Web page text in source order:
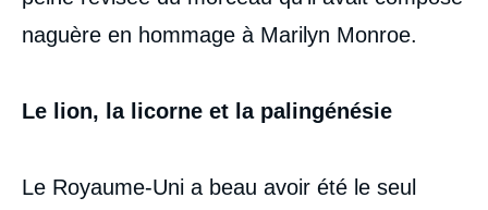
naguère en hommage à Marilyn Monroe.
Le lion, la licorne et la palingénésie
Le Royaume-Uni a beau avoir été le seul
couverture
de